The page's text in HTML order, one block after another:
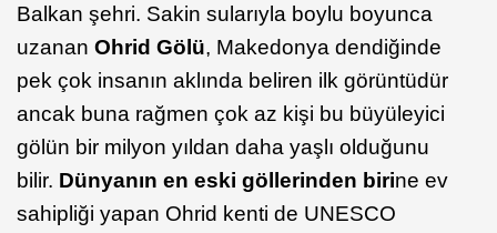
Balkan şehri. Sakin sularıyla boylu boyunca
uzanan Ohrid Gölü, Makedonya dendiğinde
pek çok insanın aklında beliren ilk görüntüdür
ancak buna rağmen çok az kişi bu büyüleyici
gölün bir milyon yıldan daha yaşlı olduğunu
bilir. Dünyanın en eski göllerinden birine ev
sahipliği yapan Ohrid kenti de UNESCO